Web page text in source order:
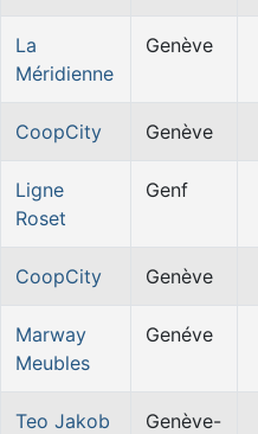
La
Méridienne
Genève
CoopCity Genève
Ligne
Roset
Genf
CoopCity Genève
Marway
Meubles
Genéve
Teo Jakob
Genève-